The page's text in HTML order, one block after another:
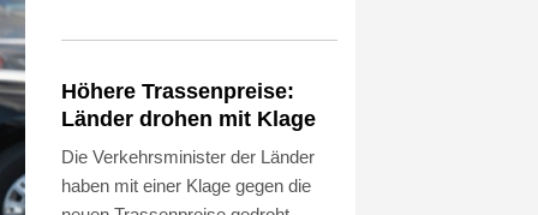
Soldaten getötet worden. Wie es
weitere Menschen verletzt. Es
handelt sich um den
folgenschwersten Angriff mit den
meisten Todesopfern seit vier
Höhere Trassenpreise:
Länder drohen mit Klage
Die Verkehrsminister der Länder
haben mit einer Klage gegen die